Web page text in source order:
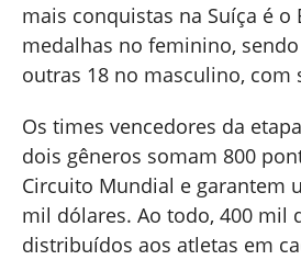
mais conquistas na Suíça é o
medalhas no feminino,
outras 18 no masculino, com
Os times vencedores da
dois gêneros somam 800
Circuito Mundial e garantem
mil dólares. Ao todo, 400 mil
distribuídos aos atletas em